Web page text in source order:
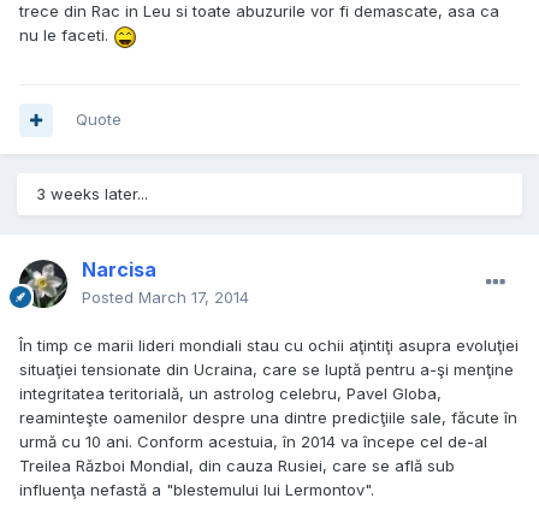
trece din Rac in Leu si toate abuzurile vor fi demascate, asa ca
nu le faceti.
Quote
3 weeks later...
Narcisa
Posted March 17, 2014
În timp ce marii lideri mondiali stau cu ochii aţintiţi asupra evoluţiei
situaţiei tensionate din Ucraina, care se luptă pentru a-şi menţine
integritatea teritorială, un astrolog celebru, Pavel Globa,
reaminteşte oamenilor despre una dintre predicţiile sale, făcute în
urmă cu 10 ani. Conform acestuia, în 2014 va începe cel de-al
Treilea Război Mondial, din cauza Rusiei, care se află sub
influenţa nefastă a "blestemului lui Lermontov".